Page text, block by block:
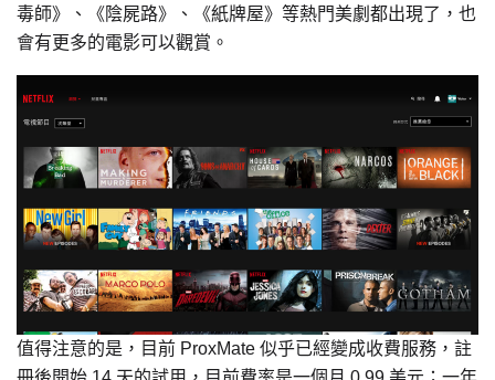
毒師》、《陰屍路》、《紙牌屋》等熱門美劇都出現了，也
會有更多的電影可以觀賞。
值得注意的是，目前 ProxMate 似乎已經變成收費服務，註